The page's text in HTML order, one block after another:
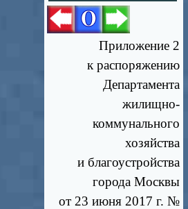
Приложение 2
к распоряжению
Департамента
жилищно-
коммунального
хозяйства
и благоустройства
города Москвы
от 23 июня 2017 г. №